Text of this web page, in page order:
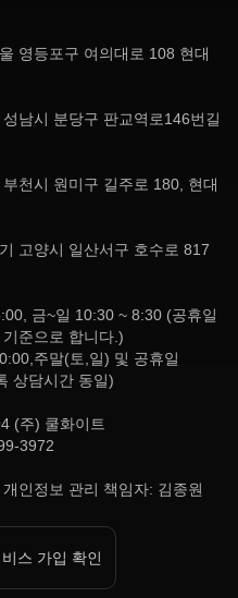
영등포구 여의대로 108 현대
남시 분당구 판교역로146번길
천시 원미구 길주로 180, 현대
고양시 일산서구 호수로 817
금~일 10:30 ~ 8:30 (공휴일
준으로 합니다.)
주말(토,일) 및 공휴일
상담시간 동일)
(주) 쿨화이트
3972
인정보 관리 책임자: 김종원
스 가입 확인